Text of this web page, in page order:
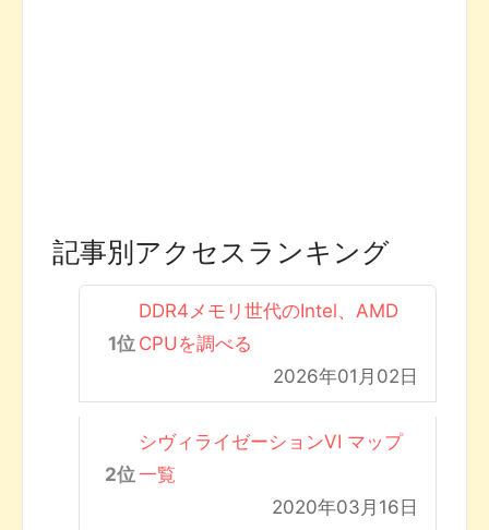
記事別アクセスランキング
DDR4メモリ世代のIntel、AMD
CPUを調べる
2026年01月02日
シヴィライゼーションVI マップ
一覧
2020年03月16日